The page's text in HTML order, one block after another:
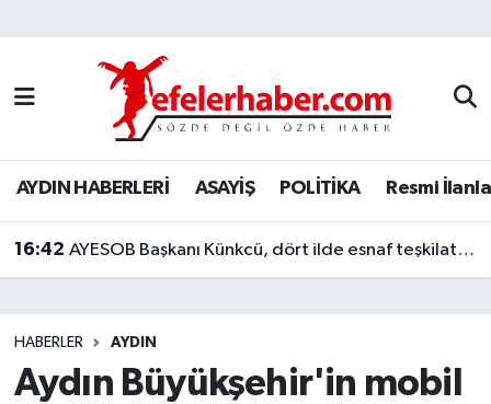
AYDIN HABERLERİ ASAYİŞ POLİTİKA Resmi
16:42 AYESOB Başkanı Künkcü, dört ilde esnaf teşkilatlarıyla buluştu
HABERLER AYDIN
Aydın Büyükşehir'in mobil
Nöbetçi Eczaneler
Hava Durumu
Aydin Namaz Vakitleri
Trafik Durumu